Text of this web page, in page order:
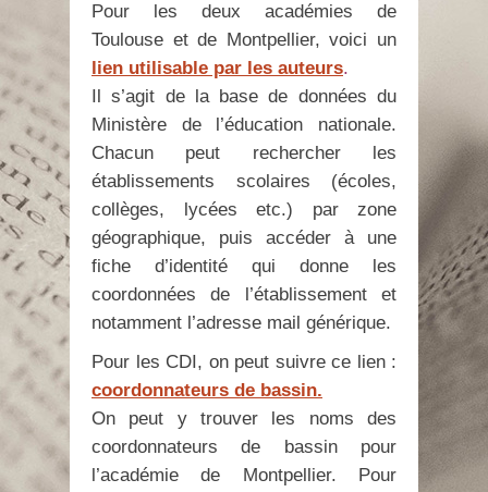
Pour les deux académies de
Toulouse et de Montpellier, voici un
lien utilisable par les auteurs.
Il s’agit de la base de données du
Ministère de l’éducation nationale.
Chacun peut rechercher les
établissements scolaires (écoles,
collèges, lycées etc.) par zone
géographique, puis accéder à une
fiche d’identité qui donne les
coordonnées de l’établissement et
notamment l’adresse mail générique.
Pour les CDI, on peut suivre ce lien :
coordonnateurs de bassin.
On peut y trouver les noms des
coordonnateurs de bassin pour
l’académie de Montpellier. Pour